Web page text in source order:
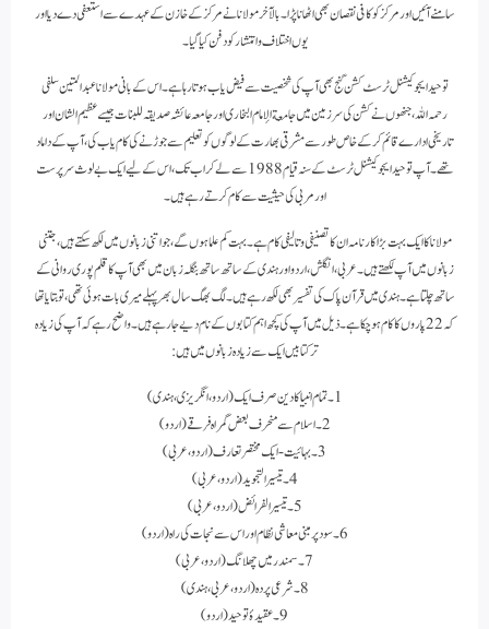
سامنے آئیں اور مرکز کو کافی نقصان بھی اٹھانا پڑا۔ بالآخر مولانا نے مرکز کے خازن کے عہدے سے استعفی دے دیا اور
یوں اختلاف و انتشار کو دفن کیا گیا۔
توحید ایجوکیشنل ٹرسٹ کشن گنج بھی آپ کی شخصیت سے فیض یاب ہوتا رہا ہے۔ اس کے بانی مولانا عبدالمتین سلفی
رحمہ اللہ، جنھوں نے کشن کی سرزمین میں جامعة الإمام البخارى اور جامعہ عائشہ صدیقہ للبنات جیسے عظیم الشان اور
تاریخی ادارے قائم کرکے خاص طور سے مشرقی بھارت کے لوگوں کو تعلیم سے جوڑنے کی کام یاب کی، آپ کے داماد
تھے۔ آپ توحید ایجوکیشنل ٹرسٹ کے سنہ قیام 1988 سے لے کر اب تک، اس کے لیے ایک بے لوث سرپرست
اور مربی کی حیثیت سے کام کرتے رہے ہیں۔
مولانا کا ایک بہت بڑا کارنامہ ان کا تصنیفی و تالیفی کام ہے۔ بہت کم علما ہوں گے، جو اتنی زبانوں میں لکھ سکتے ہیں، جتنی
زبانوں میں آپ لکھتے ہیں۔ عربی، انگلش، اردو اور ہندی کے ساتھ ساتھ بنگلہ زبان میں بھی آپ کا قلم پوری روانی کے
ساتھ چلتا ہے۔ ہندی میں قرآن پاک کی تفسیر بھی لکھ رہے ہیں۔ لگ بھگ سال بھر پہلے میری بات ہوئی تھی، تو بتایا تھا
کہ 22 پاروں کا کام ہو چکا ہے۔ ذیل میں آپ کی کچھ اہم کتابوں کے نام دیے جا رہے ہیں۔ واضح رہے کہ آپ کی زیادہ
تر کتابیں ایک سے زیادہ زبانوں میں ہیں:
1۔ تمام انبیا کا دین صرف ایک (اردو، انگریزی، ہندی)
2۔ اسلام سے منحرف بعض گمراہ فرقے (اردو)
3۔ بہائیت- ایک مختصر تعارف (اردو، عربی)
4۔ تیسیر التجوید (اردو، عربی)
5۔ تیسیر الفرائض (اردو، عربی)
6۔ سود پر مبنی معاشی نظام اور اس سے نجات کی راہ (اردو)
7۔ سمندر میں چھلانگ (اردو، عربی)
8۔ شرعی پردہ (اردو، عربی، ہندی)
9۔ عقیدۂ توحید (اردو)